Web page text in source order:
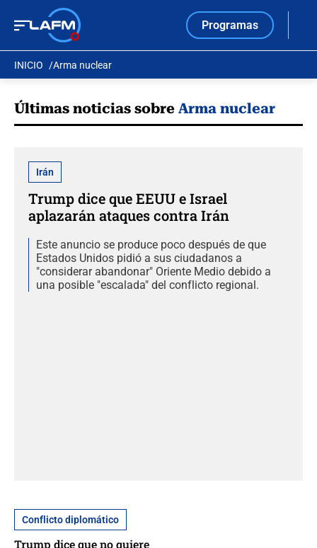
Programas
INICIO Arma nuclear
Últimas noticias sobre Arma nuclear
Irán
Trump dice que EEUU e Israel
aplazarán ataques contra Irán
Este anuncio se produce poco después de que
Estados Unidos pidió a sus ciudadanos a
"considerar abandonar" Oriente Medio debido a
una posible "escalada" del conflicto regional.
Conflicto diplomático
Trump dice que no quiere